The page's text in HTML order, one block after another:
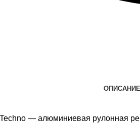
ОПИСАНИЕ
— алюминиевая рулонная